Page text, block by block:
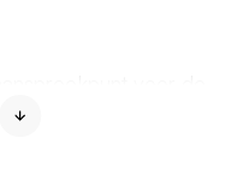
het contract